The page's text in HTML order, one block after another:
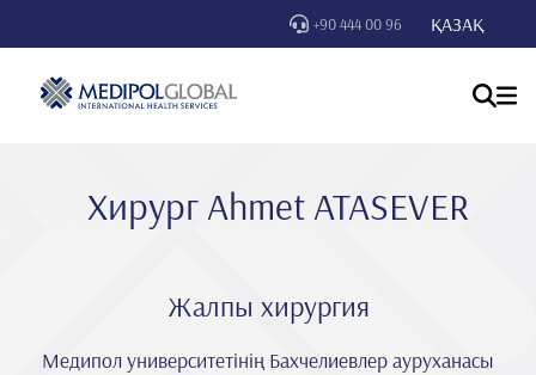
+90 444 00 96 ҚАЗАҚ
Хирург Ahmet ATASEVER
Жалпы хирургия
Медипол университетінің Бахчелиевлер ауруханасы